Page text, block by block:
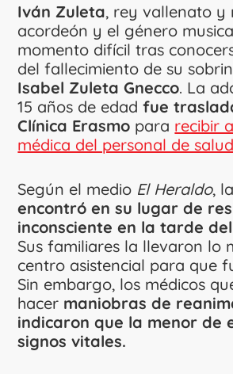
Iván Zuleta, rey vallenato y
acordeón y el género
momento difícil tras
del fallecimiento de su
Isabel Zuleta Gnecco. La
15 años de edadfue
Clínica Erasmo para recibir
médica del personal de salud
Según el medio El Heraldo,
encontró en su lugar de
inconsciente en la tarde
Sus familiares la llevaron lo
centro asistencial para que
Sin embargo, los médicos
hacer maniobras de
indicaron que la menor de
signos vitales.